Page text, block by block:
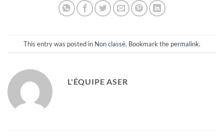
This entry was posted in Non classé. Bookmark the permalink.
L'ÉQUIPE ASER